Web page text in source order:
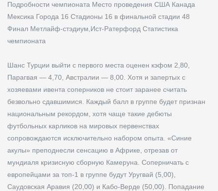
Подробности чемпионата Место проведения США Канада
Мексика Города 16 Стадионы 16 в финальной стадии 48
Финал Метлайф-стэдиум,Ист-Ратерфорд Статистика
чемпионата
Шанс Турции выйти с первого места оценен кэфом 2,80,
Парагвая — 4,70, Австралии — 8,00. Хотя и запертых с
хозяевами ивента соперников не стоит заранее считать
безвольно сдавшимися. Каждый балл в группе будет признан
национальным рекордом, хотя чаще такие дебюты
футбольных карликов на мировых первенствах
сопровождаются исключительно набором опыта. «Синие
акулы» преподнесли сенсацию в Африке, отрезав от
мундиаля кризисную сборную Камеруна. Соперничать с
европейцами за топ-1 в группе будут Уругвай (5,00),
Саудовская Аравия (20,00) и Кабо-Верде (50,00). Попадание